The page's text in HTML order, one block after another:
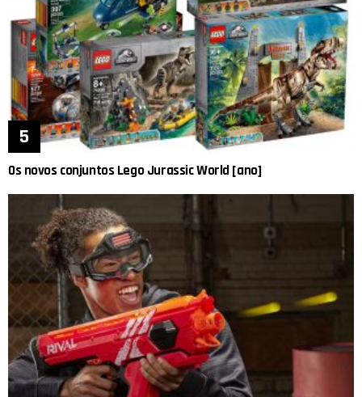
Os novos conjuntos Lego Jurassic World [ano]